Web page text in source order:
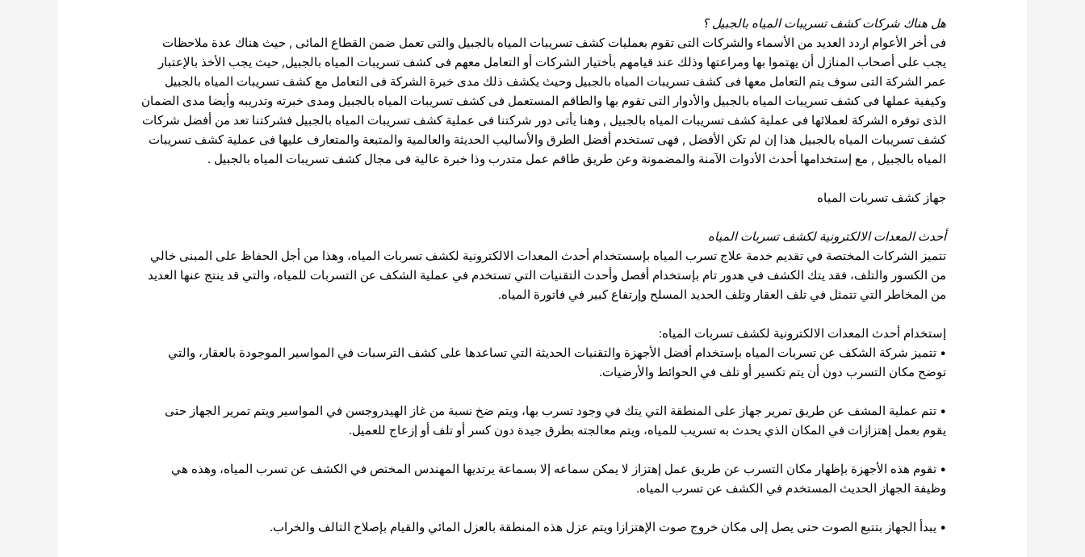
هل هناك شركات كشف تسريبات المياه بالجبيل؟
فى أخر الأعوام اردد العديد من الأسماء والشركات التى تقوم بعمليات كشف تسريبات المياه بالجبيل والتى تعمل ضمن القطاع المائى , حيث هناك عدة ملاحظات
يجب على أصحاب المنازل أن يهتموا بها ومراعتها وذلك عند قيامهم بأختيار الشركات أو التعامل معهم فى كشف تسريبات المياه بالجبيل, حيث يجب الأخذ بالإعتبار
عمر الشركة التى سوف يتم التعامل معها فى كشف تسريبات المياه بالجبيل وحيث يكشف ذلك مدى خبرة الشركة فى التعامل مع كشف تسريبات المياه بالجبيل
وكيفية عملها فى كشف تسريبات المياه بالجبيل والأدوار التى تقوم بها والطاقم المستعمل فى كشف تسريبات المياه بالجبيل ومدى خبرته وتدريبه وأيضا مدى الضمان
الذى توفره الشركة لعملائها فى عملية كشف تسريبات المياه بالجبيل , وهنا يأتى دور شركتنا فى عملية كشف تسريبات المياه بالجبيل فشركتنا تعد من أفضل شركات
كشف تسريبات المياه بالجبيل هذا إن لم تكن الأفضل , فهى تستخدم أفضل الطرق والأساليب الحديثة والعالمية والمتبعة والمتعارف عليها فى عملية كشف تسريبات
المياه بالجبيل , مع إستخدامها أحدث الأدوات الآمنة والمضمونة وعن طريق طاقم عمل متدرب وذا خبرة عالية فى مجال كشف تسريبات المياه بالجبيل .
جهاز كشف تسربات المياه
أحدث المعدات الالكترونية لكشف تسربات المياه
تتميز الشركات المختصة في تقديم خدمة علاج تسرب المياه بإسستخدام أحدث المعدات الالكترونية لكشف تسربات المياه، وهذا من أجل الحفاظ على المبنى خالي
من الكسور والتلف، فقد يتك الكشف في هدور تام بإستخدام أفصل وأحدث التقنيات التي تستخدم في عملية الشكف عن التسربات للمياه، والتي قد ينتج عنها العديد
من المخاطر التي تتمثل في تلف العقار وتلف الحديد المسلح وإرتفاع كبير في فاتورة المياه.
إستخدام أحدث المعدات الالكترونية لكشف تسربات المياه:
• تتميز شركة الشكف عن تسربات المياه بإستخدام أفضل الأجهزة والتقنيات الحديثة التي تساعدها على كشف الترسبات في المواسير الموجودة بالعقار، والتي
توضح مكان التسرب دون أن يتم تكسير أو تلف في الحوائط والأرضيات.
• تتم عملية المشف عن طريق تمرير جهاز على المنطقة التي يتك في وجود تسرب بها، ويتم ضخ نسبة من غاز الهيدروجسن في المواسير ويتم تمرير الجهاز حتى
يقوم بعمل إهتزازات في المكان الذي يحدث به تسريب للمياه، ويتم معالجته بطرق جيدة دون كسر أو تلف أو إزعاج للعميل.
• تقوم هذه الأجهزة بإظهار مكان التسرب عن طريق عمل إهتزاز لا يمكن سماعه إلا بسماعة يرتديها المهندس المختص في الكشف عن تسرب المياه، وهذه هي
وظيفة الجهاز الحديث المستخدم في الكشف عن تسرب المياه.
• يبدأ الجهاز بتتبع الصوت حتى يصل إلى مكان خروج صوت الإهتزازا ويتم عزل هذه المنطقة بالعزل المائي والقيام بإصلاح التالف والخراب.